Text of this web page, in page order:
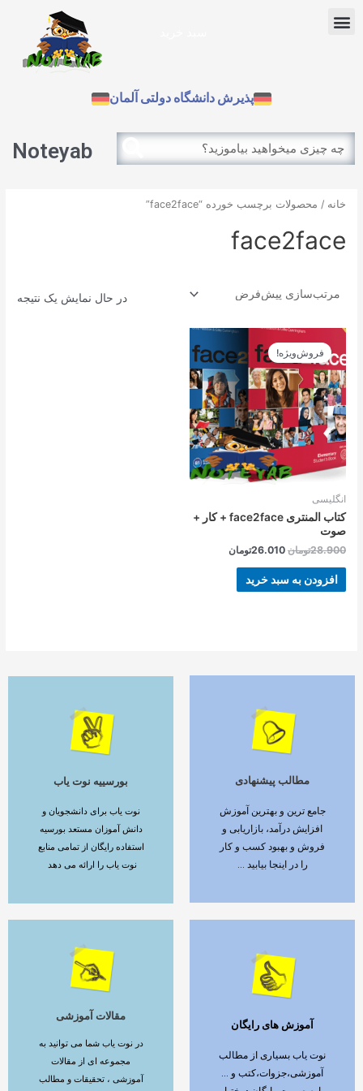
Menu
پذیرش دانشگاه دولتی آلمان
Search
Search
Noteyab
خانه / محصولات برچسب خورده “face2face”
face2face
در حال نمایش یک نتیجه
فروش‌ویژه!
انگلیسی
کتاب المنتری face2face + کار +
صوت
28.900تومان
قیمت
اصلی
28.900تومان
بود.
26.010تومان
قیمت
26.010تومان
است.
افزودن به سبد خرید
مطالب پیشنهادی
جامع ترین و بهترین آموزش
افزایش درآمد، بازاریابی و
فروش و بهبود کسب و کار
را در اینجا بیابید ...
ادامه مطلب بورسییه نوت یاب
نوت یاب برای دانشجویان و
دانش آموزان مستعد بورسیه
استفاده رایگان از تمامی منابع
نوت یاب را ارائه می دهد
ادامه مطلب
آموزش های رایگان
نوت یاب بسیاری از مطالب
آموزشی،جزوات،کتب و ...
ادامه مطلب
مقالات آموزشی
در نوت یاب شما می توانید به
مجموعه ای از مقالات
آموزشی ، تحقیقات و مطالب